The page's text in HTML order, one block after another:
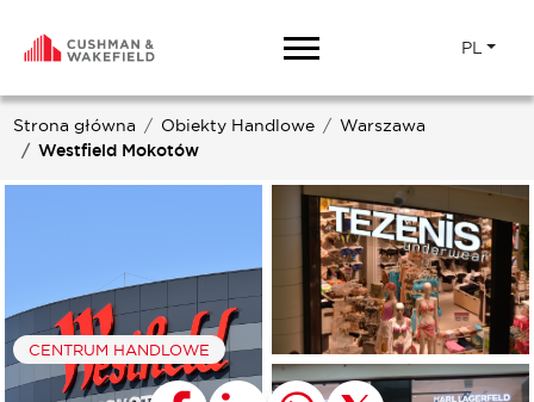
PL
Strona główna Obiekty Handlowe
Warszawa
Westfield Mokotów
CENTRUM HANDLOWE